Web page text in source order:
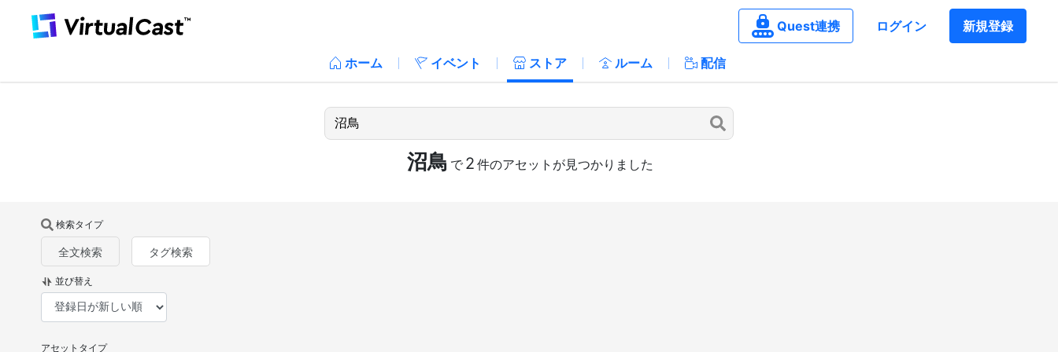
Quest連携 ログイン 新規登録
ホーム イベント ストア ルーム 配信
沼鳥 で 2 件のアセットが見つかりました
検索タイプ
全文検索 タグ検索
並び替え
アセットタイプ